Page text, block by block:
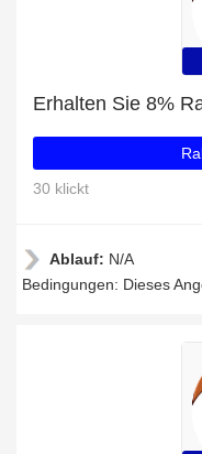
30 klickt
Ablauf: N/A
Bedingungen: Dieses